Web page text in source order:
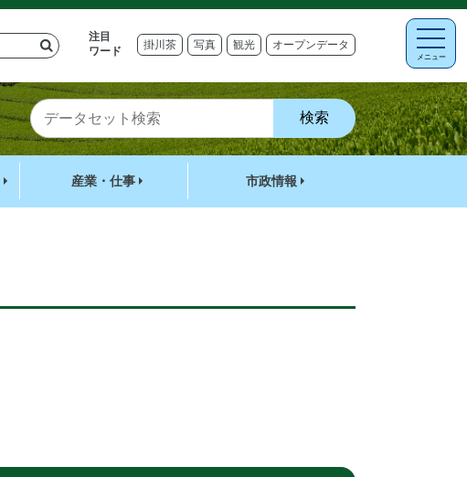
注目
ワード
掛川茶 写真 観光 オープンデータ
メニュー
産業・仕事 市政情報